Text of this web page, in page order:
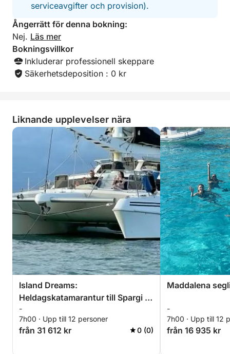
serviceavgifter och provision).
Ångerrätt för denna bokning:
Nej. Läs mer
Bokningsvillkor
Inkluderar professionell skeppare
Säkerhetsdeposition : 0 kr
Liknande upplevelser nära
Island Dreams:
Heldagskatamarantur till Spargi &
Budelli
-
7h00 · Upp till 12 personer
från 31 612 kr 0 (0)
Maddalena
-
7h00 · Upp till 12
från 16 935 kr